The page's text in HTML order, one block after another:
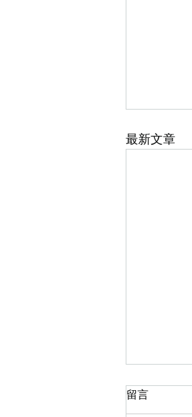
最新文章
留言